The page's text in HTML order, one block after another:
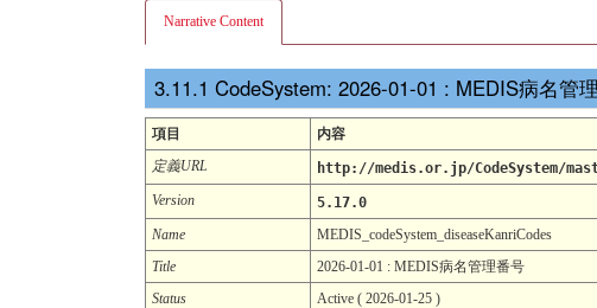
Narrative Content
CodeSystem: 2026-01-01 : MEDIS病名管
項目
内容
定義URL
http://medis.or.jp/CodeSystem/
Version
5.17.0
Name
MEDIS_codeSystem_diseaseKanriCodes
Title
2026-01-01 : MEDIS病名管理番号
Status
Active ( 2026-01-25 )